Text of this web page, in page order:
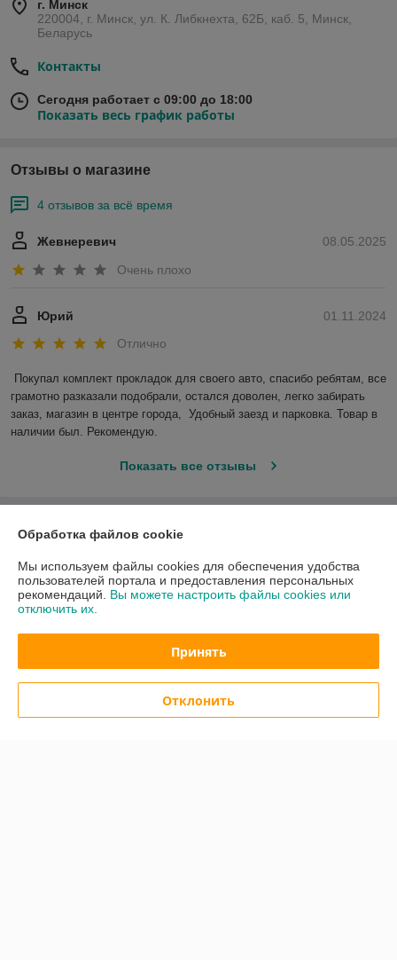
г. Минск
220004, г. Минск, ул. К. Либкнехта, 62Б, каб. 5, Минск,
Беларусь
Контакты
Сегодня работает с 09:00 до 18:00
Показать весь график работы
Отзывы о магазине
4 отзывов за всё время
08.05.2025
Жевнеревич
Очень плохо
01.11.2024
Юрий
Отлично
Покупал комплект прокладок для своего авто, спасибо ребятам, все
грамотно разказали подобрали, остался доволен, легко забирать
заказ, магазин в центре города,  Удобный заезд и парковка. Товар в
наличии был. Рекомендую.
Показать все отзывы
Контакты
Доставка и оплата
Обработка файлов cookie
Мы используем файлы cookies для обеспечения удобства
пользователей портала и предоставления персональных
рекомендаций. Вы можете настроить файлы cookies или
отключить их.
Принять
Отклонить